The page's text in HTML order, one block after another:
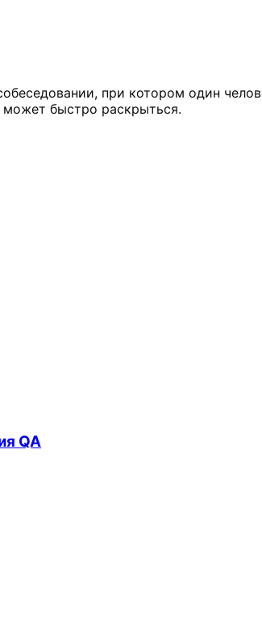
при котором один
может быстро раскрыться.
QA